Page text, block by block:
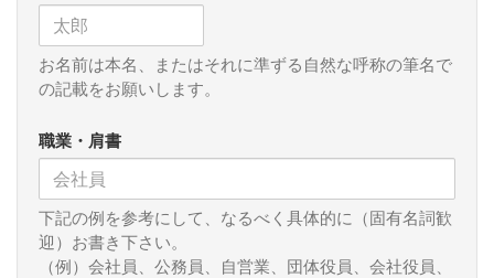
化の必要性が強調されている。「台湾有事」の危険性が否定
できないのは、習近平政権が、「台湾武力解放」の方針を放
棄しないからである。習近平氏は、２０１９年１月２日、将
来の台湾統一に向けた方針について演説し、「武力の行使を
とは周知のとおりである。
この情勢を受け、２０２１年５月１２日、菅前首相はバイ
デン大統領との「日米共同声明」において、台湾海峡の平和
と安定の重要性を強調した。これは、「台湾有事」を想定
し、日米が連携してこれを抑止する趣旨のものである。台湾
が「武力解放」されるのは、価値観を共有する同じ自由民主
お名前は本名、またはそれに準ずる自然な呼称の筆名で
の記載をお願いします。
職業・肩書
下記の例を参考にして、なるべく具体的に（固有名詞歓
迎）お書き下さい。
（例）会社員、公務員、自営業、団体役員、会社役員、